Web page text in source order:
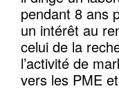
pendant 8 ans
un intérêt au
celui de la
l’activité de
vers les PME